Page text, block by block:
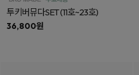
투키버뮤다SET(11호~23호)
36,800원